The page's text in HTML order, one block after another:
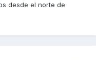
desde el norte de